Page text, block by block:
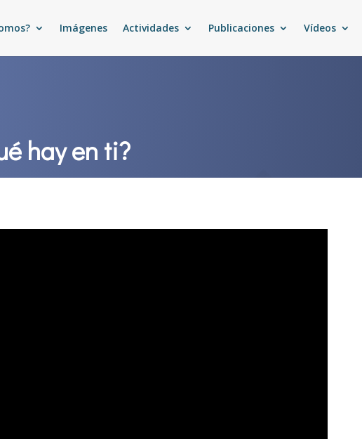
Imágenes Actividades Publicaciones Vídeos
hay en ti?